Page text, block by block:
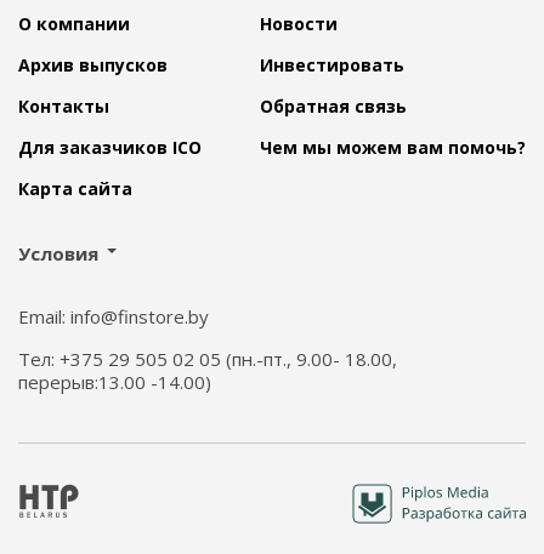
О компании
Новости
Архив выпусков
Инвестировать
Контакты
Обратная связь
Для заказчиков ICO
Чем мы можем вам помочь?
Карта сайта
Условия
Email: info@finstore.by
Тел: +375 29 505 02 05 (пн.-пт., 9.00- 18.00,
перерыв:13.00 -14.00)